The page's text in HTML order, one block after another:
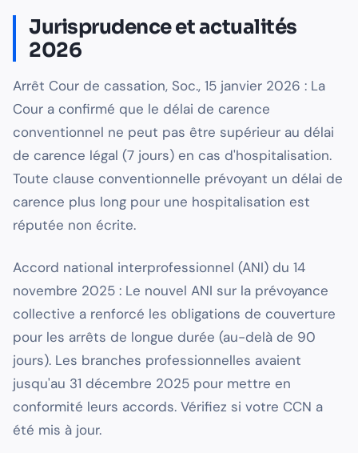
Jurisprudence et actualités
2026
Arrêt Cour de cassation, Soc., 15 janvier 2026 : La
Cour a confirmé que le délai de carence
conventionnel ne peut pas être supérieur au délai
de carence légal (7 jours) en cas d'hospitalisation.
Toute clause conventionnelle prévoyant un délai de
carence plus long pour une hospitalisation est
réputée non écrite.
Accord national interprofessionnel (ANI) du 14
novembre 2025 : Le nouvel ANI sur la prévoyance
collective a renforcé les obligations de couverture
pour les arrêts de longue durée (au-delà de 90
jours). Les branches professionnelles avaient
jusqu'au 31 décembre 2025 pour mettre en
conformité leurs accords. Vérifiez si votre CCN a
été mis à jour.